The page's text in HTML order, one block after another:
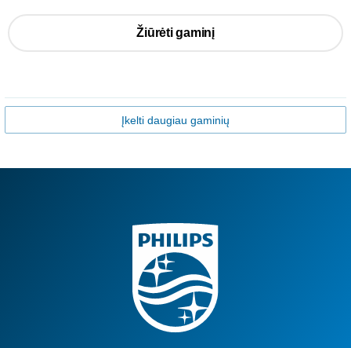
Žiūrėti gaminį
Įkelti daugiau gaminių